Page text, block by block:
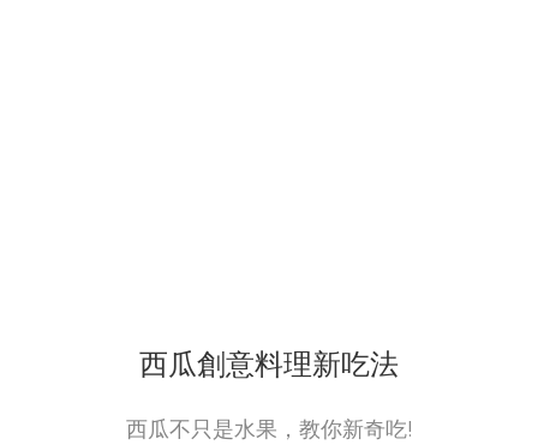
西瓜創意料理新吃法
西瓜不只是水果，教你新奇吃!